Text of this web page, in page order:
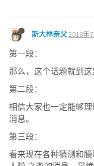
斯大林亲父2018年
第一段：
那么，这个话题就到
第二段：
相信大家也一定能够
消息。
第三段：
看来现在各种猜测和臆